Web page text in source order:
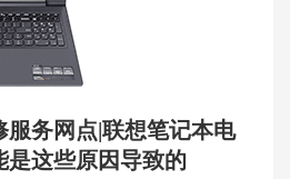
服务网点|联想笔记本电
是这些原因导致的